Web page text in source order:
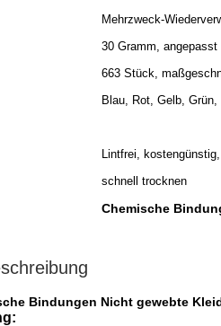
Mehrzweck-
30 Gramm,
663 Stück,
Blau, Rot, Gelb,
Lintfrei,
schnell trocknen
Chemische
Bindungen Nicht gewebte